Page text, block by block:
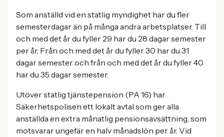
Som anställd vid en statlig myndighet har du fler
semesterdagar än på många andra arbetsplatser. Till
och med det år du fyller 29 har du 28 dagar semester
per år. Från och med det år du fyller 30 har du 31
dagar semester och från och med det år du fyller 40
har du 35 dagar semester.
Utöver statlig tjänstepension (PA 16) har
Säkerhetspolisen ett lokalt avtal som ger alla
anställda en extra månatlig pensionsavsättning, som
motsvarar ungefär en halv månadslön per år. Vid